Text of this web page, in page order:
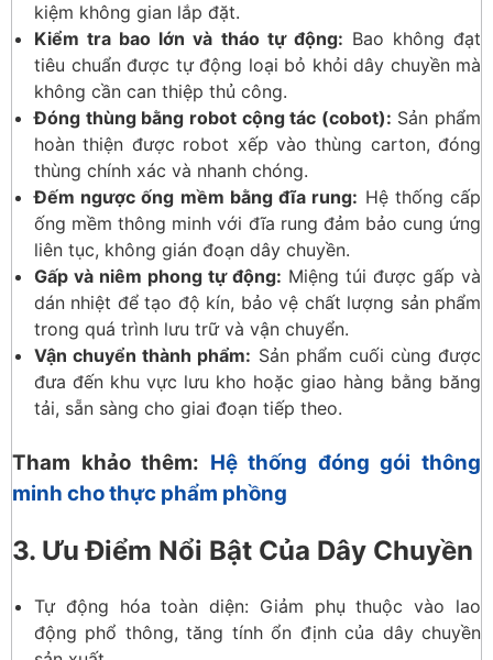
kiệm không gian lắp đặt.
Kiểm tra bao lớn và tháo tự động: Bao không đạt
tiêu chuẩn được tự động loại bỏ khỏi dây chuyền mà
không cần can thiệp thủ công.
Đóng thùng bằng robot cộng tác (cobot): Sản phẩm
hoàn thiện được robot xếp vào thùng carton, đóng
thùng chính xác và nhanh chóng.
Đếm ngược ống mềm bằng đĩa rung: Hệ thống cấp
ống mềm thông minh với đĩa rung đảm bảo cung ứng
liên tục, không gián đoạn dây chuyền.
Gấp và niêm phong tự động: Miệng túi được gấp và
dán nhiệt để tạo độ kín, bảo vệ chất lượng sản phẩm
trong quá trình lưu trữ và vận chuyển.
Vận chuyển thành phẩm: Sản phẩm cuối cùng được
đưa đến khu vực lưu kho hoặc giao hàng bằng băng
tải, sẵn sàng cho giai đoạn tiếp theo.
Tham khảo thêm: Hệ thống đóng gói thông
minh cho thực phẩm phồng
3. Ưu Điểm Nổi Bật Của Dây Chuyền
Tự động hóa toàn diện: Giảm phụ thuộc vào lao
động phổ thông, tăng tính ổn định của dây chuyền